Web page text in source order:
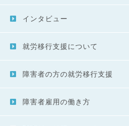
インタビュー
就労移行支援について
障害者の方の就労移行支援
障害者雇用の働き方